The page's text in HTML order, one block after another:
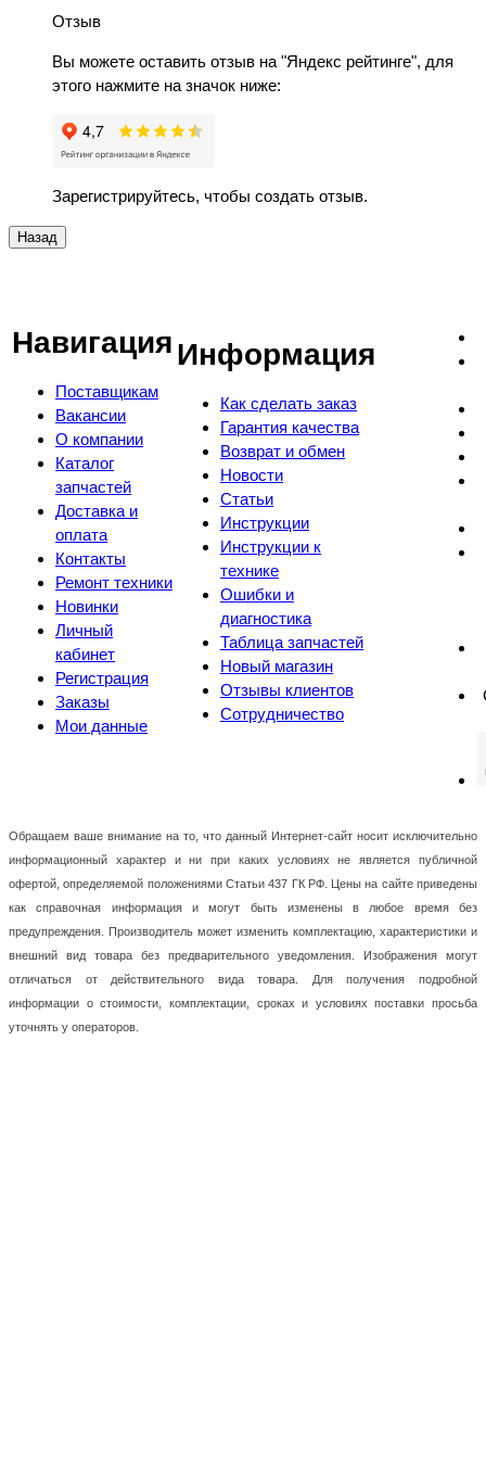
Отзыв
Вы можете оставить отзыв на "Яндекс рейтинге", для
этого нажмите на значок ниже:
Зарегистрируйтесь, чтобы создать отзыв.
Навигация
Поставщикам
Вакансии
О компании
Каталог
запчастей
Доставка и
оплата
Контакты
Ремонт техники
Новинки
Личный
кабинет
Регистрация
Заказы
Мои данные
Информация
Как сделать заказ
Гарантия качества
Возврат и обмен
Новости
Статьи
Инструкции
Инструкции к
технике
Ошибки и
диагностика
Таблица запчастей
Новый магазин
Отзывы клиентов
Сотрудничество
Обращаем ваше внимание на то, что данный Интернет-сайт носит исключительно
информационный характер и ни при каких условиях не является публичной
офертой, определяемой положениями Статьи 437 ГК РФ. Цены на сайте приведены
как справочная информация и могут быть изменены в любое время без
предупреждения. Производитель может изменить комплектацию, характеристики и
внешний вид товара без предварительного уведомления. Изображения могут
отличаться от действительного вида товара. Для получения подробной
информации о стоимости, комплектации, сроках и условиях поставки просьба
уточнять у операторов.